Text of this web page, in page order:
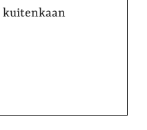
kuitenkaan